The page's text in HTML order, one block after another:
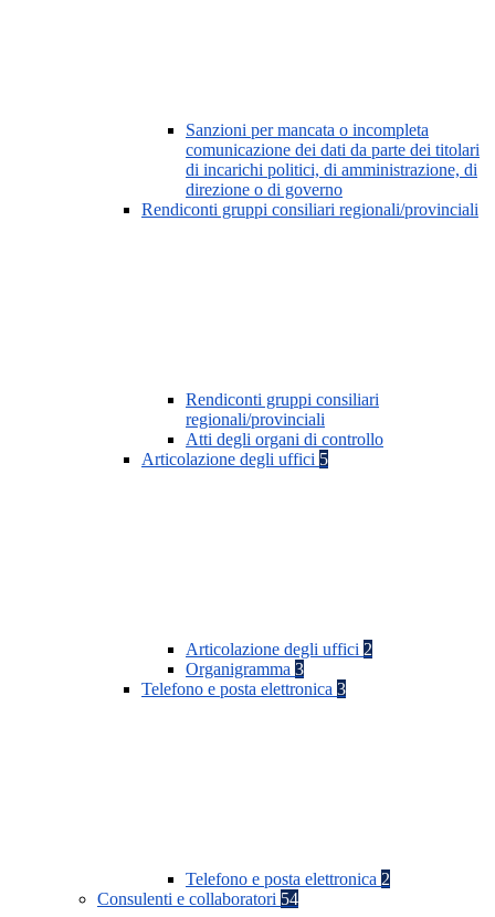
Sanzioni per mancata o incompleta
comunicazione dei dati da parte dei titolari
di incarichi politici, di amministrazione, di
direzione o di governo
Rendiconti gruppi consiliari regionali/provinciali
Rendiconti gruppi consiliari
regionali/provinciali
Atti degli organi di controllo
Articolazione degli uffici 5
Articolazione degli uffici 2
Organigramma 3
Telefono e posta elettronica 3
Telefono e posta elettronica 2
Consulenti e collaboratori 54